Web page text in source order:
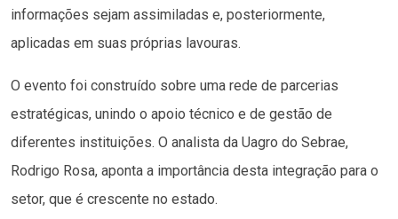
informações sejam assimiladas e, posteriormente,
aplicadas em suas próprias lavouras.
O evento foi construído sobre uma rede de parcerias
estratégicas, unindo o apoio técnico e de gestão de
diferentes instituições. O analista da Uagro do Sebrae,
Rodrigo Rosa, aponta a importância desta integração para o
setor, que é crescente no estado.